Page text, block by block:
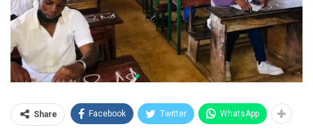
Share Facebook Twitter WhatsApp